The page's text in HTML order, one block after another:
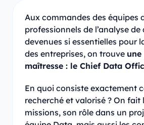
Aux commandes des équipes
professionnels de l’analyse de
devenues si essentielles pour
des entreprises, on trouve une
maîtresse : le Chief Data
En quoi consiste exactement
recherché et valorisé ? On fait
missions, son rôle dans un